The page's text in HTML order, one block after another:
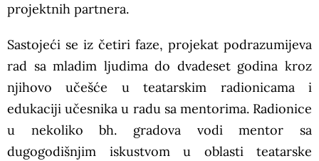
projektnih partnera.
Sastojeći se iz četiri faze, projekat podrazumijeva
rad sa mladim ljudima do dvadeset godina kroz
njihovo učešće u teatarskim radionicama i
edukaciji učesnika u radu sa mentorima. Radionice
u nekoliko bh. gradova vodi mentor sa
dugogodišnjim iskustvom u oblasti teatarske